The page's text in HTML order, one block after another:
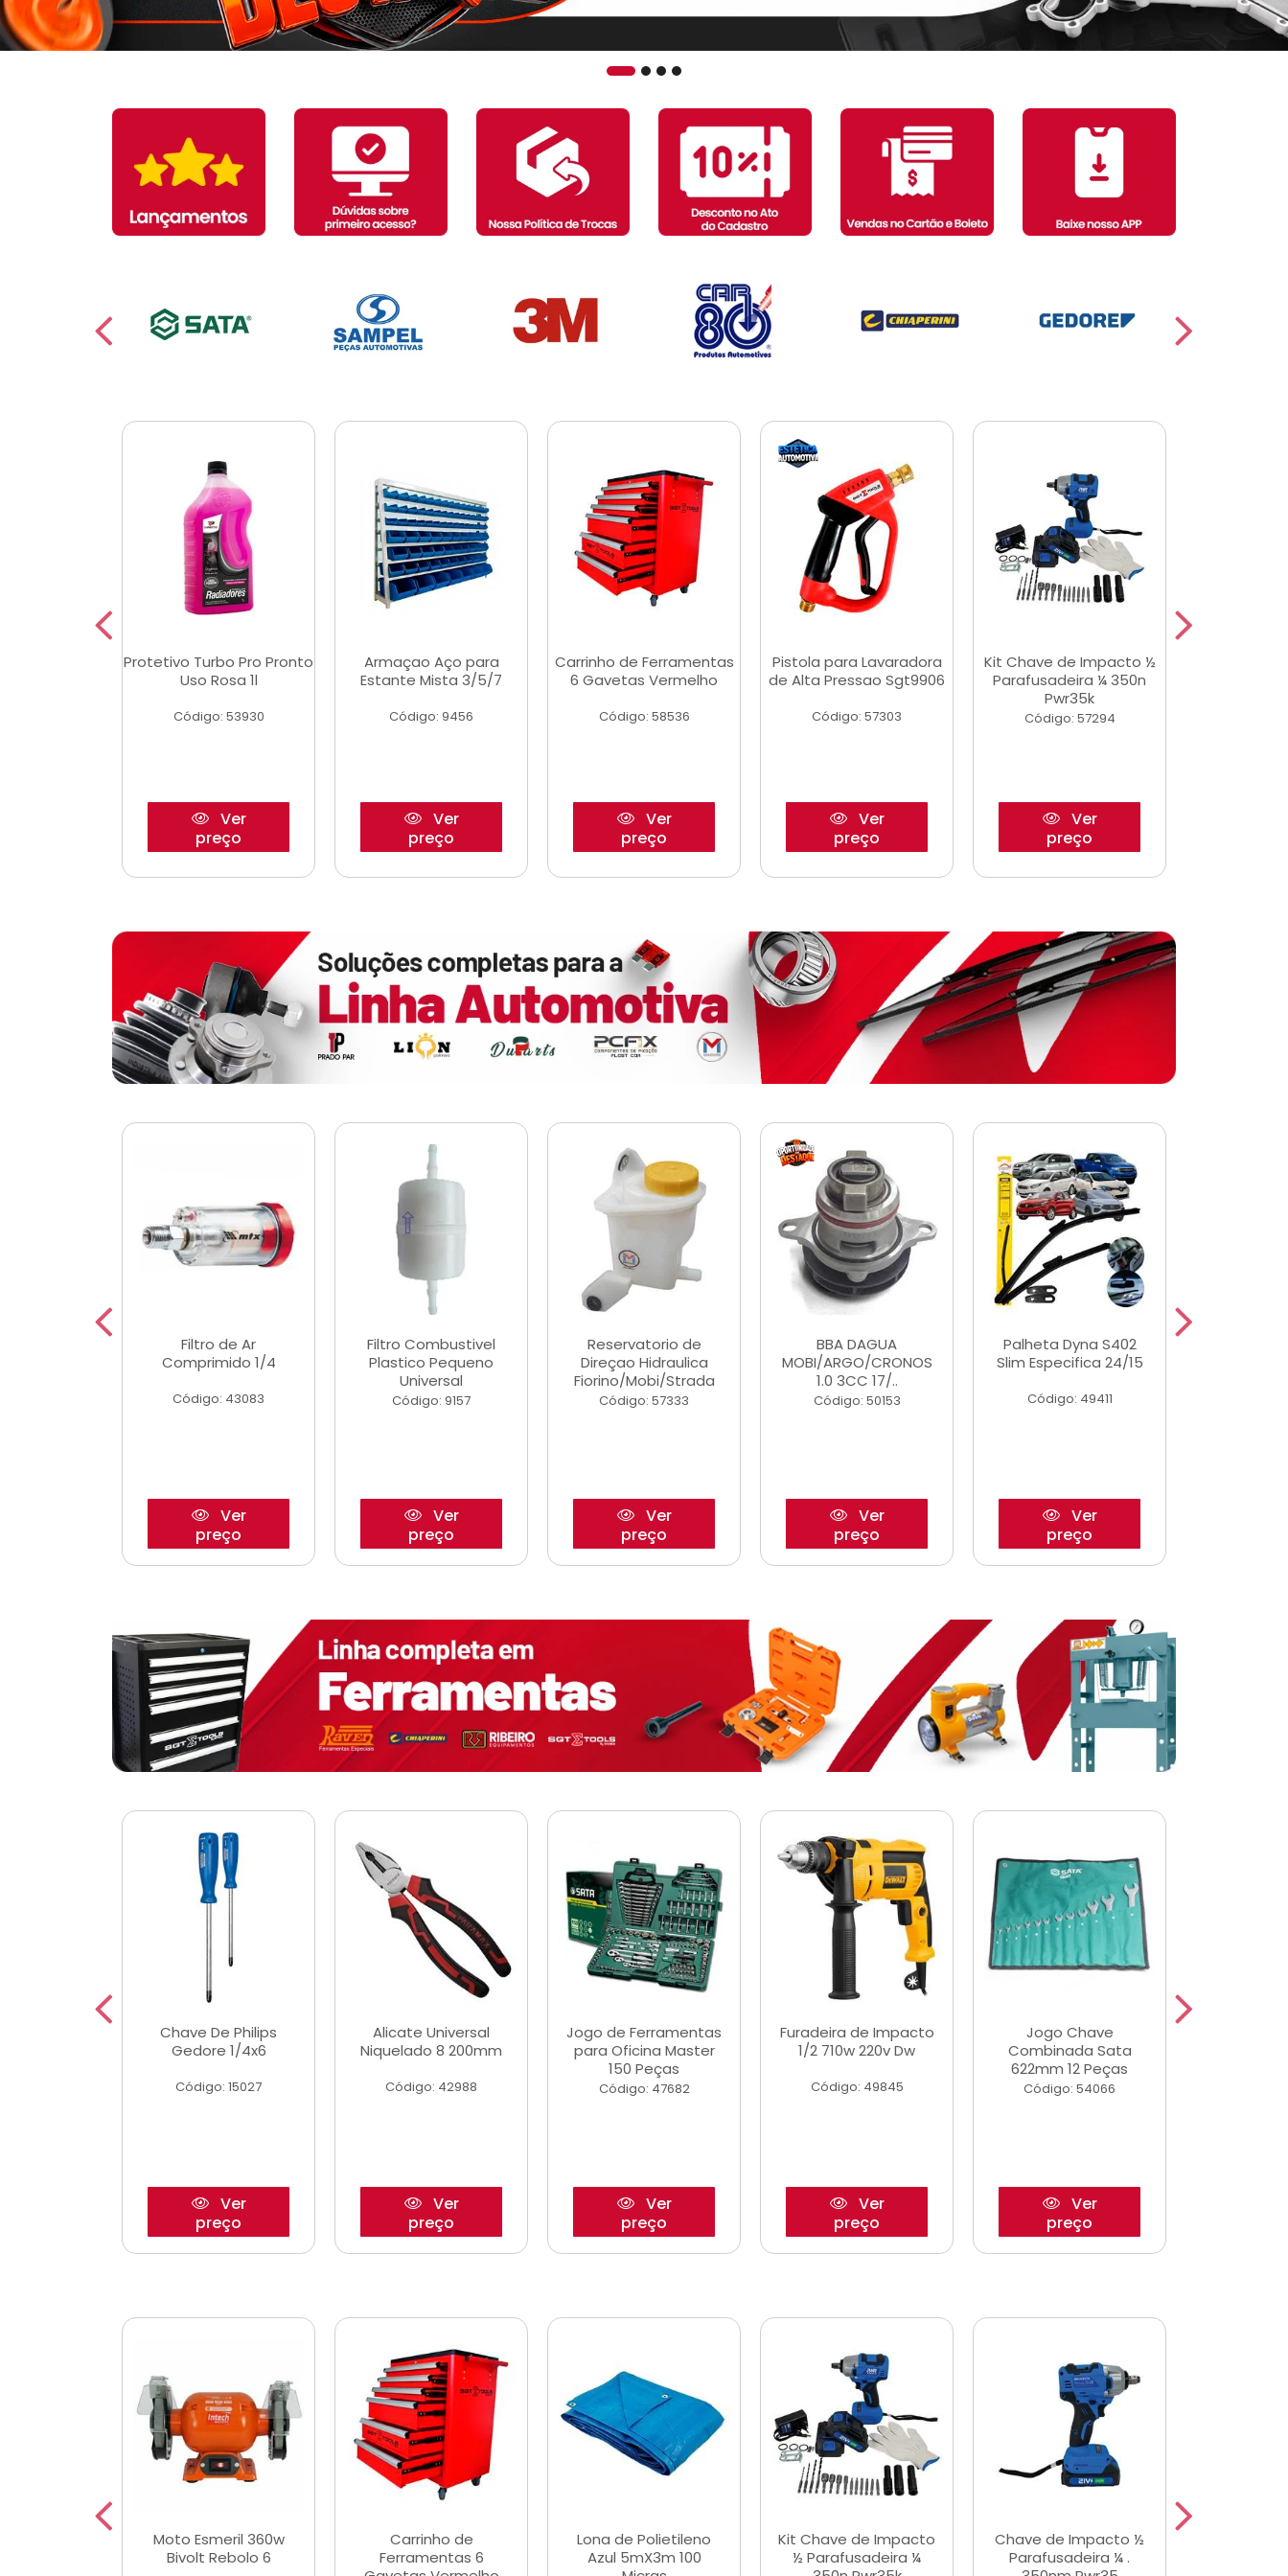
Protetivo Turbo Pro Pronto
Uso Rosa 1l
Código: 53930
Ver
preço
Armaçao Aço para
Estante Mista 3/5/7
Código: 9456
Ver
preço
Carrinho de Ferramentas
6 Gavetas Vermelho
Código: 58536
Ver
preço
Pistola para Lavaradora
de Alta Pressao Sgt9906
Código: 57303
Ver
preço
Kit Chave de Impacto ½
Parafusadeira ¼ 350n
Pwr35k
Código: 57294
Ver
preço
Filtro de Ar
Comprimido 1/4
Código: 43083
Ver
preço
Filtro Combustivel
Plastico Pequeno
Universal
Código: 9157
Ver
preço
Reservatorio de
Direçao Hidraulica
Fiorino/Mobi/Strada
Código: 57333
Ver
preço
BBA DAGUA
MOBI/ARGO/CRONOS
1.0 3CC 17/..
Código: 50153
Ver
preço
Palheta Dyna S402
Slim Especifica 24/15
Código: 49411
Ver
preço
Chave De Philips
Gedore 1/4x6
Código: 15027
Ver
preço
Alicate Universal
Niquelado 8 200mm
Código: 42988
Ver
preço
Jogo de Ferramentas
para Oficina Master
150 Peças
Código: 47682
Ver
preço
Furadeira de Impacto
1/2 710w 220v Dw
Código: 49845
Ver
preço
Jogo Chave
Combinada Sata
622mm 12 Peças
Código: 54066
Ver
preço
Moto Esmeril 360w
Bivolt Rebolo 6
Carrinho de
Ferramentas 6
Lona de Polietileno
Azul 5mX3m 100
Kit Chave de Impacto
½ Parafusadeira ¼
Chave de Impacto ½
Parafusadeira ¼ .